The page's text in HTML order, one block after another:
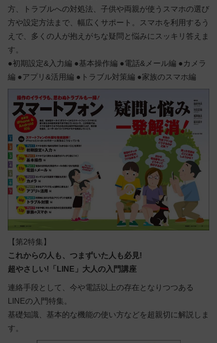
方、トラブルへの対処法、子供や両親が使うスマホの選び
方や設定方法まで、幅広くサポート。スマホを利用するう
えで、多くの人が抱えがちな疑問と悩みにスッキリ答えま
す。
●初期設定&入力編 ●基本操作編 ●電話&メール編 ●カメラ
編 ●アプリ&活用編 ●トラブル対策編 ●家族のスマホ編
【第2特集】
これからの人も、つまずいた人も必見!
超やさしい!「LINE」大人の入門講座
連絡手段として、今や電話以上の存在となりつつある
LINEの入門特集。
基礎知識、基本的な機能の使い方などを超親切に解説しま
す。